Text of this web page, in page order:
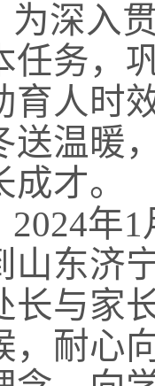
为深入
任务，
育人时
送温暖
成才。
2024年1
山东济
长与家
，耐心